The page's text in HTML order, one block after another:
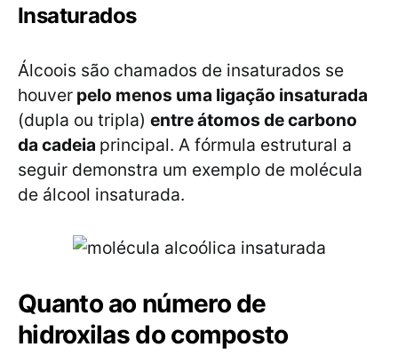
Insaturados
Álcoois são chamados de insaturados se
houver pelo menos uma ligação insaturada
(dupla ou tripla) entre átomos de carbono
da cadeia principal. A fórmula estrutural a
seguir demonstra um exemplo de molécula
de álcool insaturada.
Quanto ao número de
hidroxilas do composto